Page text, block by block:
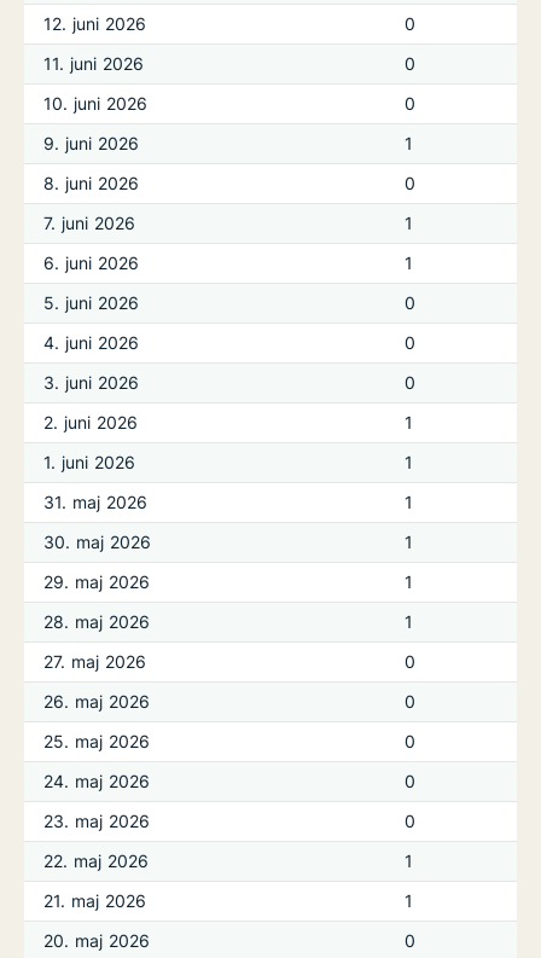
12. juni 2026
0
11. juni 2026
0
10. juni 2026
0
9. juni 2026
1
8. juni 2026
0
7. juni 2026
1
6. juni 2026
1
5. juni 2026
0
4. juni 2026
0
3. juni 2026
0
2. juni 2026
1
1. juni 2026
1
31. maj 2026
1
30. maj 2026
1
29. maj 2026
1
28. maj 2026
1
27. maj 2026
0
26. maj 2026
0
25. maj 2026
0
24. maj 2026
0
23. maj 2026
0
22. maj 2026
1
21. maj 2026
1
20. maj 2026
0